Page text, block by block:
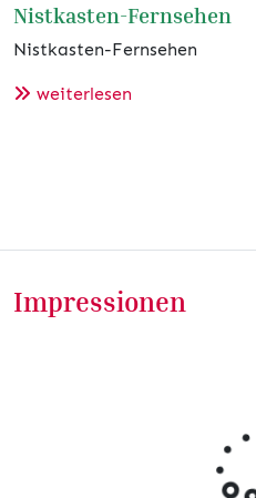
Nistkasten-Fernsehen
Nistkasten-Fernsehen
weiterlesen
Impressionen